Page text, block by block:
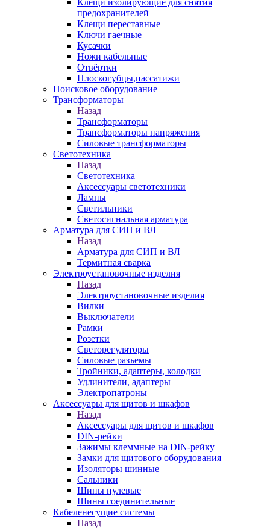
Клещи изолирующие для снятия
предохранителей
Клещи переставные
Ключи гаечные
Кусачки
Ножи кабельные
Отвёртки
Плоскогубцы,пассатижи
Поисковое оборудование
Трансформаторы
Назад
Трансформаторы
Трансформаторы напряжения
Силовые трансформаторы
Светотехника
Назад
Светотехника
Аксессуары светотехники
Лампы
Светильники
Светосигнальная арматура
Арматура для СИП и ВЛ
Назад
Арматура для СИП и ВЛ
Термитная сварка
Электроустановочные изделия
Назад
Электроустановочные изделия
Вилки
Выключатели
Рамки
Розетки
Светорегуляторы
Силовые разъемы
Тройники, адаптеры, колодки
Удлинители, адаптеры
Электропатроны
Аксессуары для щитов и шкафов
Назад
Аксессуары для щитов и шкафов
DIN-рейки
Зажимы клеммные на DIN-рейку
Замки для щитового оборудования
Изоляторы шинные
Сальники
Шины нулевые
Шины соединительные
Кабеленесущие системы
Назад